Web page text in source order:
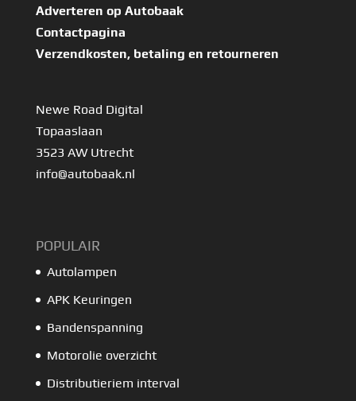
Adverteren op Autobaak
Contactpagina
Verzendkosten, betaling en retourneren
Newe Road Digital
Topaaslaan
3523 AW Utrecht
info@autobaak.nl
POPULAIR
Autolampen
APK Keuringen
Bandenspanning
Motorolie overzicht
Distributieriem interval